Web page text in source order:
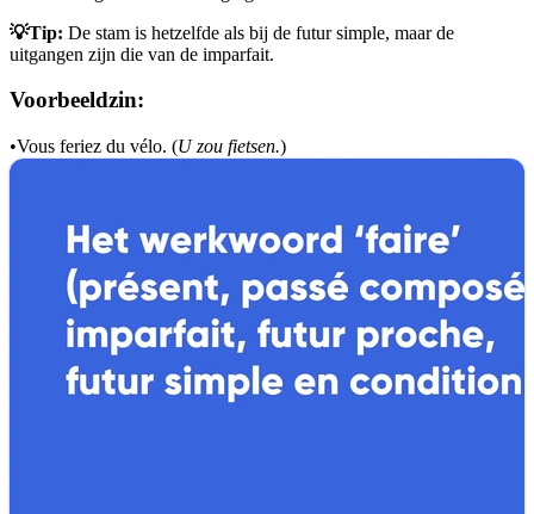
💡Tip: De stam is hetzelfde als bij de futur simple, maar de
uitgangen zijn die van de imparfait.
Voorbeeldzin:
•Vous feriez du vélo. (U zou fietsen.)